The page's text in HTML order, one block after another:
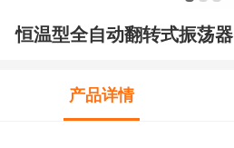
恒温型全自动翻转式振荡器
产品详情